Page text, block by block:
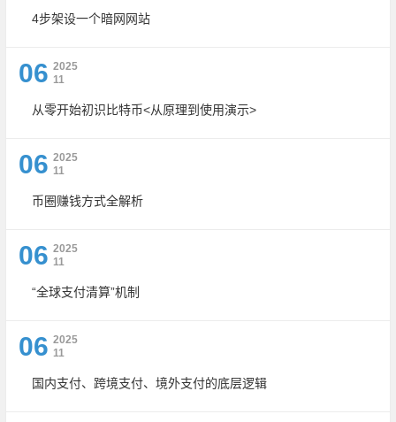
4步架设一个暗网网站
06 2025
11
从零开始初识比特币<从原理到使用演示>
06 2025
11
币圈赚钱方式全解析
06 2025
11
“全球支付清算”机制
06 2025
11
国内支付、跨境支付、境外支付的底层逻辑